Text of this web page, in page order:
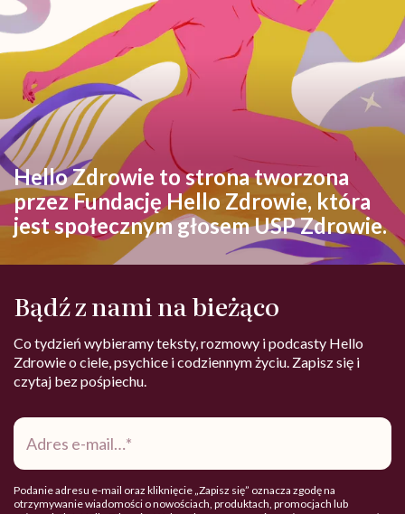
Hello Zdrowie to strona tworzona
przez Fundację Hello Zdrowie, która
jest społecznym głosem USP Zdrowie.
Bądź z nami na bieżąco
Co tydzień wybieramy teksty, rozmowy i podcasty Hello
Zdrowie o ciele, psychice i codziennym życiu. Zapisz się i
czytaj bez pośpiechu.
Adres
mail*
Podanie adresu e-mail oraz kliknięcie „Zapisz się” oznacza zgodę na
otrzymywanie wiadomości o nowościach, produktach, promocjach lub